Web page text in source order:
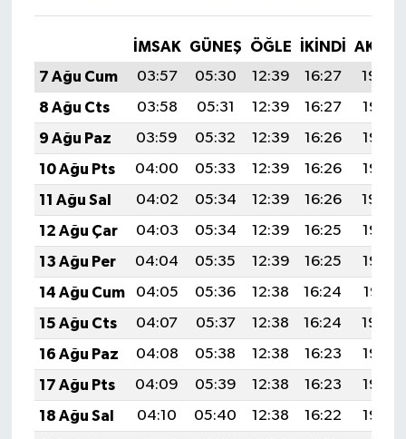
İMSAK GÜNEŞ ÖĞLE İKINDI
7 Ağu Cum
03:57 05:30 12:39 16:27
19:39
8 Ağu Cts
03:58 05:31 12:39 16:27
19:38
9 Ağu Paz
03:59 05:32 12:39 16:26
19:37
10 Ağu Pts
04:00 05:33 12:39 16:26
19:35
11 Ağu Sal
04:02 05:34 12:39 16:26
19:34
12 Ağu Çar
04:03 05:34 12:39 16:25
19:33
13 Ağu Per
04:04 05:35 12:39 16:25
19:32
14 Ağu Cum
04:05 05:36 12:38 16:24
19:31
15 Ağu Cts
04:07 05:37 12:38 16:24
19:29
16 Ağu Paz
04:08 05:38 12:38 16:23
19:28
17 Ağu Pts
04:09 05:39 12:38 16:23
19:27
18 Ağu Sal
04:10 05:40 12:38 16:22
19:26